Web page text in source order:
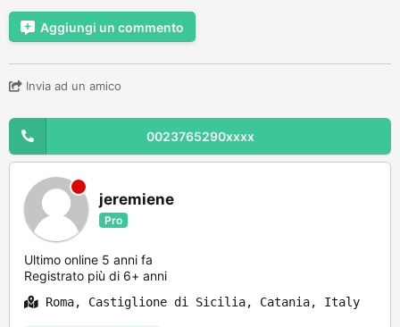
Aggiungi un commento
Invia ad un amico
0023765290xxxx
jeremiene
Pro
Ultimo online 5 anni fa
Registrato più di 6+ anni
Roma, Castiglione di Sicilia, Catania, Italy